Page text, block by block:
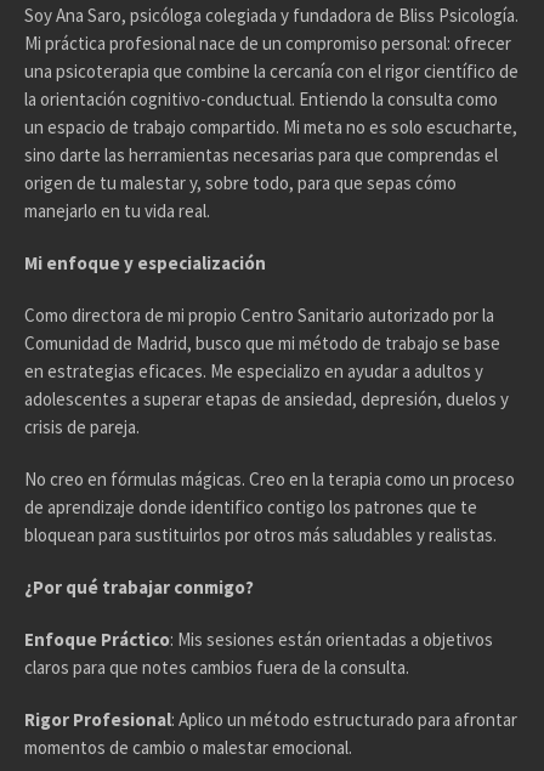
Soy Ana Saro, psicóloga colegiada y fundadora de Bliss Psicología.
Mi práctica profesional nace de un compromiso personal: ofrecer
una psicoterapia que combine la cercanía con el rigor científico de
la orientación cognitivo-conductual. Entiendo la consulta como
un espacio de trabajo compartido. Mi meta no es solo escucharte,
sino darte las herramientas necesarias para que comprendas el
origen de tu malestar y, sobre todo, para que sepas cómo
manejarlo en tu vida real.
Mi enfoque y especialización
Como directora de mi propio Centro Sanitario autorizado por la
Comunidad de Madrid, busco que mi método de trabajo se base
en estrategias eficaces. Me especializo en ayudar a adultos y
adolescentes a superar etapas de ansiedad, depresión, duelos y
crisis de pareja.
No creo en fórmulas mágicas. Creo en la terapia como un proceso
de aprendizaje donde identifico contigo los patrones que te
bloquean para sustituirlos por otros más saludables y realistas.
¿Por qué trabajar conmigo?
Enfoque Práctico: Mis sesiones están orientadas a objetivos
claros para que notes cambios fuera de la consulta.
Rigor Profesional: Aplico un método estructurado para afrontar
momentos de cambio o malestar emocional.